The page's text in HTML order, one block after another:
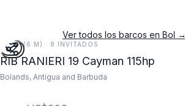
Ver todos los barcos en Bol →
20 FT (6 M) · 8 INVITADOS
RIB RANIERI 19 Cayman 115hp
Bolands, Antigua and Barbuda